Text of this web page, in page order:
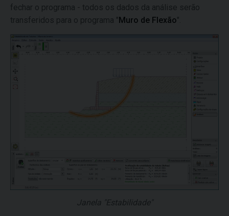
fechar o programa - todos os dados da análise serão
transferidos para o programa "Muro de Flexão".
Janela "Estabilidade"